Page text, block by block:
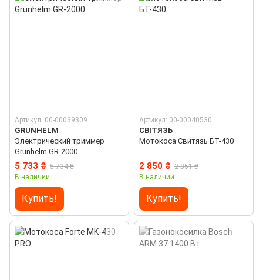
Артикул: 00-00039309
GRUNHELM
Электрический триммер
Grunhelm GR-2000
5 733 ₴ 5 734 ₴
В наличии
Купить!
Артикул: 00-00040530
СВІТЯЗЬ
Мотокосa Свитязь БТ-430
2 850 ₴ 2 851 ₴
В наличии
Купить!